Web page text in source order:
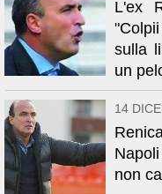
L'ex
sulla
un
14
non